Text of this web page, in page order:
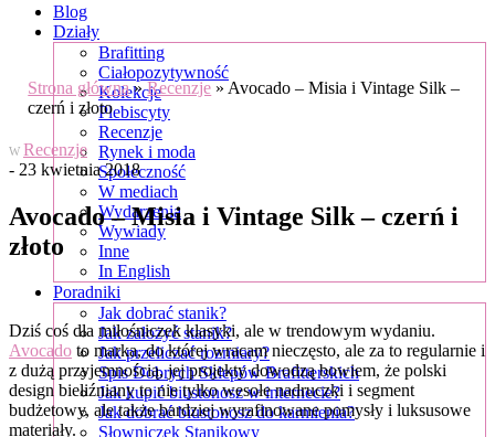
Blog
Działy
Brafitting
Ciałopozytywność
Kolekcje
Plebiscyty
Recenzje
Rynek i moda
Społeczność
W mediach
Wydarzenia
Wywiady
Inne
In English
Poradniki
Jak dobrać stanik?
Jak założyć stanik?
Jak przeliczać rozmiary?
Spis Dobrych Sklepów Brafitterskich
Jak kupić biustonosz w internecie?
Jak dobrać biustonosz do karmienia?
Słowniczek Stanikowy
Strona główna»Recenzje » Avocado – Misia i Vintage Silk –
czerń i złoto
W Recenzje
- 23 kwietnia 2018
Avocado – Misia i Vintage Silk – czerń i
złoto
Dziś coś dla miłośniczek klasyki, ale w trendowym wydaniu.
Avocado to marka, do której wracam nieczęsto, ale za to regularnie i
z dużą przyjemnością, jej projekty dowodzą bowiem, że polski
design bieliźniany to nie tylko wesołe nadruczki i segment
budżetowy, ale także bardziej wyrafinowane pomysły i luksusowe
materiały.